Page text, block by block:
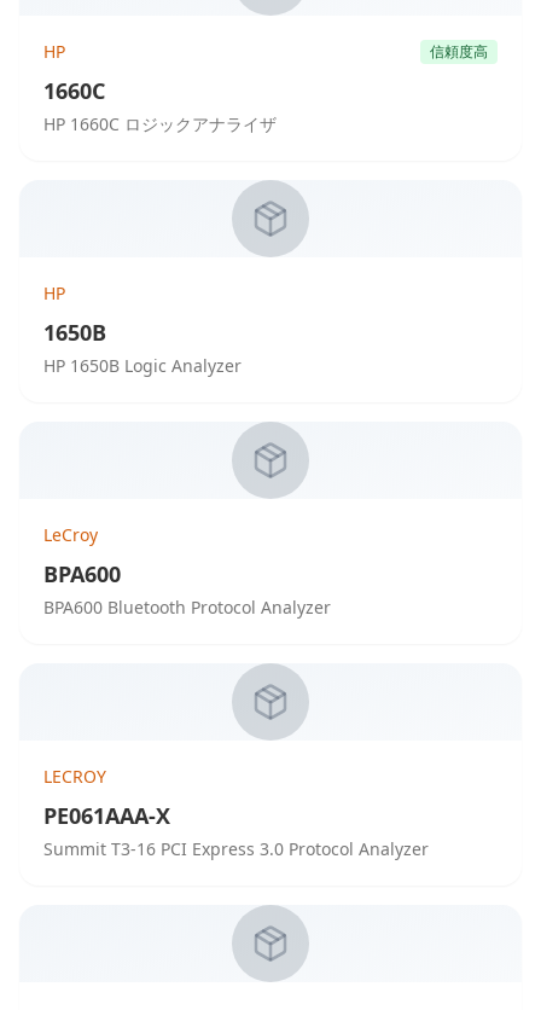
HP 信頼度高
1660C
HP 1660C ロジックアナライザ
HP
1650B
HP 1650B Logic Analyzer
LeCroy
BPA600
BPA600 Bluetooth Protocol Analyzer
LECROY
PE061AAA-X
Summit T3-16 PCI Express 3.0 Protocol Analyzer